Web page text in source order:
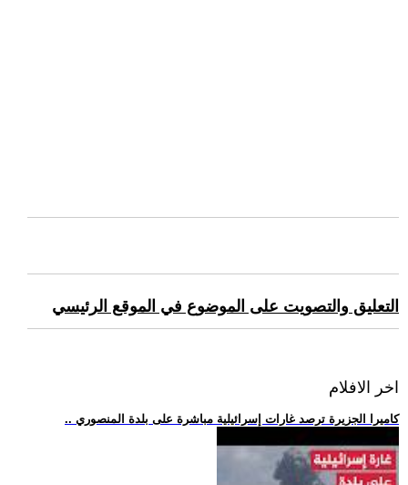
التعليق والتصويت على الموضوع في الموقع الرئيسي
اخر الافلام
.. كاميرا الجزيرة ترصد غارات إسرائيلية مباشرة على بلدة المنصوري